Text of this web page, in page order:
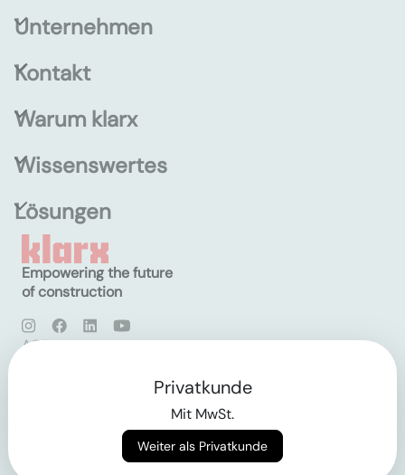
Unternehmen
Kontakt
Warum klarx
Wissenswertes
Lösungen
Empowering the future
of construction
AGB
Privatkunde
Mit MwSt.
Weiter als Privatkunde